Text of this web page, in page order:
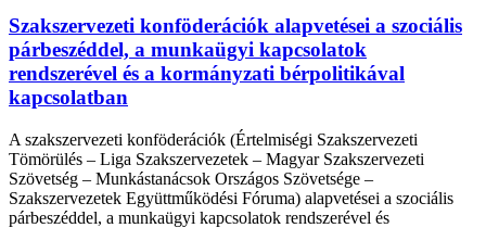
Szakszervezeti konföderációk alapvetései a szociális
párbeszéddel, a munkaügyi kapcsolatok
rendszerével és a kormányzati bérpolitikával
kapcsolatban
A szakszervezeti konföderációk (Értelmiségi Szakszervezeti
Tömörülés – Liga Szakszervezetek – Magyar Szakszervezeti
Szövetség – Munkástanácsok Országos Szövetsége –
Szakszervezetek Együttműködési Fóruma) alapvetései a szociális
párbeszéddel, a munkaügyi kapcsolatok rendszerével és